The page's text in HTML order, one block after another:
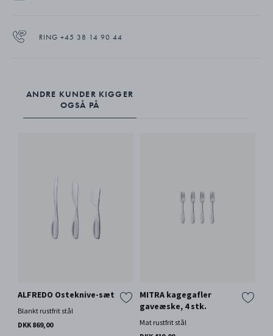
RING +45 38 14 90 44
ANDRE KUNDER KIGGER
OGSÅ PÅ
ALFREDO Osteknive-sæt
Blankt rustfrit stål
DKK 869,00
MITRA kagegafler
gaveæske, 4 stk.
Mat rustfrit stål